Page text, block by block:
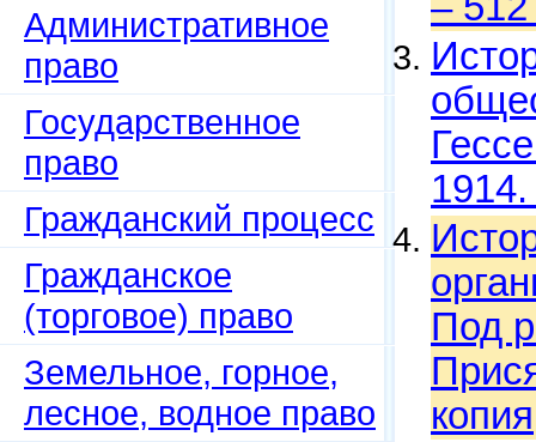
Административное
право
Государственное
право
Гражданский процесс
Гражданское
(торговое) право
Земельное, горное,
лесное, водное право
Под
копия